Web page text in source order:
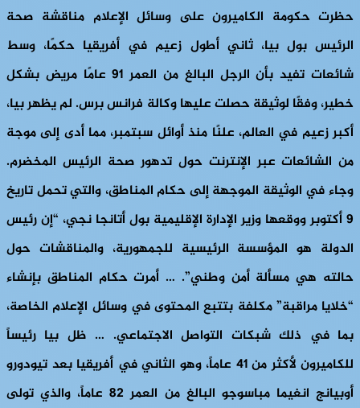
حظرت حكومة الكاميرون على وسائل الإعلام مناقشة صحة
الرئيس بول بيا، ثاني أطول زعيم في أفريقيا حكمًا، وسط
شائعات تفيد بأن الرجل البالغ من العمر 91 عامًا مريض بشكل
خطير، وفقًا لوثيقة حصلت عليها وكالة فرانس برس. لم يظهر بيا،
أكبر زعيم في العالم، علنًا منذ أوائل سبتمبر، مما أدى إلى موجة
من الشائعات عبر الإنترنت حول تدهور صحة الرئيس المخضرم.
وجاء في الوثيقة الموجهة إلى حكام المناطق، والتي تحمل تاريخ
9 أكتوبر ووقعها وزير الإدارة الإقليمية بول أتانجا نجي، “إن رئيس
الدولة هو المؤسسة الرئيسية للجمهورية، والمناقشات حول
حالته هي مسألة أمن وطني”. … أمرت حكام المناطق بإنشاء
“خلايا مراقبة” مكلفة بتتبع المحتوى في وسائل الإعلام الخاصة،
بما في ذلك شبكات التواصل الاجتماعي. … ظل بيا رئيساً
للكاميرون لأكثر من 41 عاماً، وهو الثاني في أفريقيا بعد تيودورو
أوبيانج انغيما مباسوجو البالغ من العمر 82 عاماً، والذي تولى